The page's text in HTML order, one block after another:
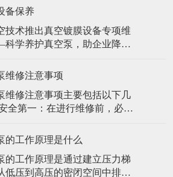
**：定期检查油的颜色和清洁
换真空泵油**
备保养
技术推出真空镀膜设备专项维
学养护真空泵，助企业降本
在高精密制造、光学镀膜、耐
域的广泛应用，设备核心部件
定运行成为企业关注的重点。
技术有限责任公司凭借20年行
维修注意事项
维修注意事项‌主要包括以下几
全第一‌：在进行维修前，必须
至安全范围。在维修过程中，
用具，避免发生意外伤害。 ‌细
维修过程中，需要仔细观察每
工作情况，查找问题的根源。
的工作原理是什么
的工作原理是通过建立压力梯
低压到高压的密闭空间中排